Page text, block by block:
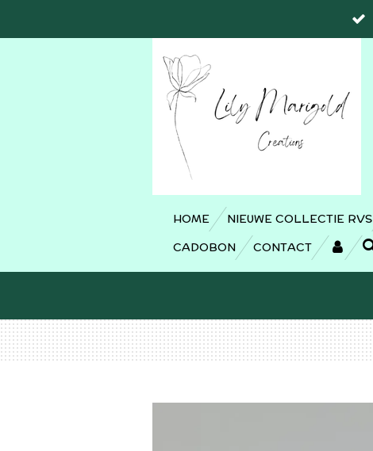
direct
HOME NIEUWE COLLECTIE RVS
CADOBON
CONTACT